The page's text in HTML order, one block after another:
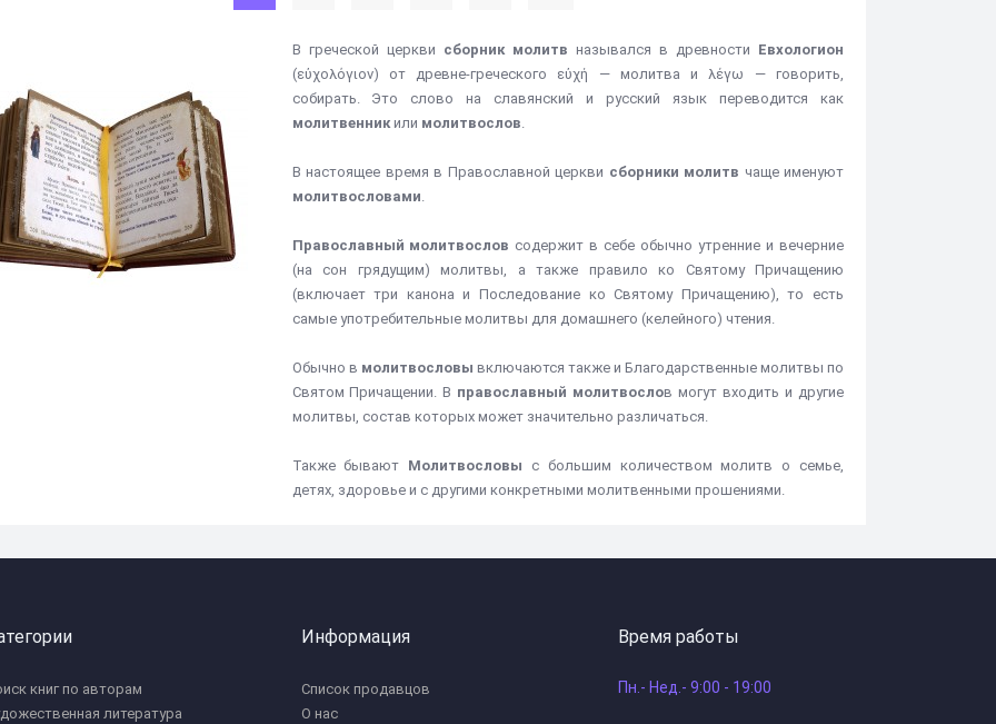
В греческой церкви сборник молитв назывался в древности Евхологион
(εὐχολόγιον) от древне-греческого εὐχή — молитва и λέγω — говорить,
собирать. Это слово на славянский и русский язык переводится как
молитвенникили молитвослов.
В настоящее время в Православной церкви сборники молитв чаще именуют
молитвословами.
Православный молитвослов содержит в себе обычно утренние и вечерние
(на сон грядущим) молитвы, а также правило ко Святому Причащению
(включает три канона и Последование ко Святому Причащению), то есть
самые употребительные молитвы для домашнего (келейного) чтения.
Обычно в молитвословы включаются также и Благодарственные молитвы по
Святом Причащении. В православный молитвослов могут входить и другие
молитвы, состав которых может значительно различаться.
Также бывают Молитвословы с большим количеством молитв о семье,
детях, здоровье и с другими конкретными молитвенными прошениями.
книг по авторам
литература
Информация
Список продавцов
О нас
Время работы
Пн.- Нед.- 9:00 - 19:00